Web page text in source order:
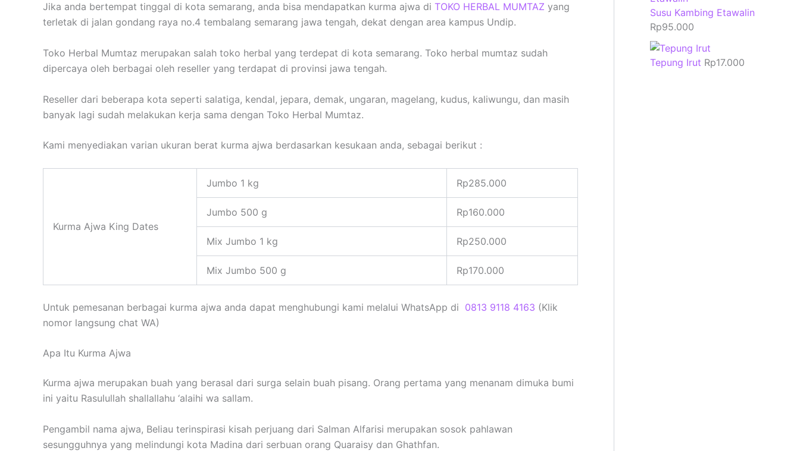
Jika anda bertempat tinggal di kota semarang, anda bisa mendapatkan kurma ajwa di TOKO HERBAL MUMTAZ yang
terletak di jalan gondang raya no.4 tembalang semarang jawa tengah, dekat dengan area kampus Undip.
Toko Herbal Mumtaz merupakan salah toko herbal yang terdepat di kota semarang. Toko herbal mumtaz sudah
dipercaya oleh berbagai oleh reseller yang terdapat di provinsi jawa tengah.
Reseller dari beberapa kota seperti salatiga, kendal, jepara, demak, ungaran, magelang, kudus, kaliwungu, dan masih
banyak lagi sudah melakukan kerja sama dengan Toko Herbal Mumtaz.
Kami menyediakan varian ukuran berat kurma ajwa berdasarkan kesukaan anda, sebagai berikut :
Kurma Ajwa King Dates
Jumbo 1 kg Rp285.000
Jumbo 500 g Rp160.000
Mix Jumbo 1 kg Rp250.000
Mix Jumbo 500 g Rp170.000
Untuk pemesanan berbagai kurma ajwa anda dapat menghubungi kami melalui WhatsApp di 0813 9118 4163 (Klik
nomor langsung chat WA)
Apa Itu Kurma Ajwa
Kurma ajwa merupakan buah yang berasal dari surga selain buah pisang. Orang pertama yang menanam dimuka bumi
ini yaitu Rasulullah shallallahu ‘alaihi wa sallam.
Pengambil nama ajwa, Beliau terinspirasi kisah perjuang dari Salman Alfarisi merupakan sosok pahlawan
sesungguhnya yang melindungi kota Madina dari serbuan orang Quaraisy dan Ghathfan.
Susu Kambing Etawalin
Rp95.000
Tepung Irut Rp17.000